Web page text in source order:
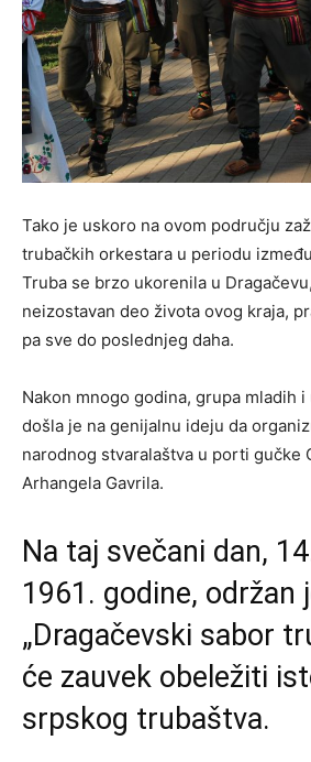
Tako je uskoro na ovom području
trubačkih orkestara u periodu
Truba se brzo ukorenila u
neizostavan deo života ovog kraja,
pa sve do poslednjeg daha.
Nakon mnogo godina, grupa mladih
došla je na genijalnu ideju da
narodnog stvaralaštva u porti gučke
Arhangela Gavrila.
Na taj svečani dan,
1961. godine, održan
„Dragačevski sabor
će zauvek obeležiti
srpskog trubaštva.